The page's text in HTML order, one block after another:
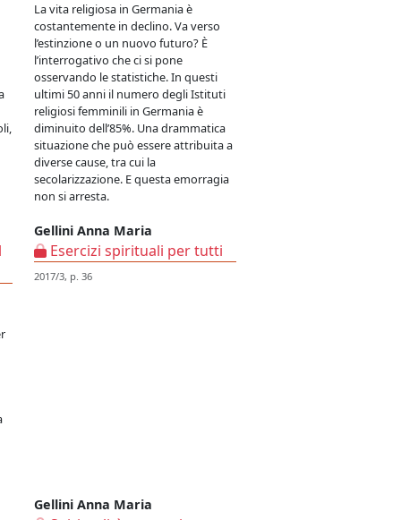
La vita religiosa in Germania è
costantemente in declino. Va verso
l’estinzione o un nuovo futuro? È
l’interrogativo che ci si pone
osservando le statistiche. In questi
ultimi 50 anni il numero degli Istituti
religiosi femminili in Germania è
diminuito dell’85%. Una drammatica
situazione che può essere attribuita a
diverse cause, tra cui la
secolarizzazione. E questa emorragia
non si arresta.
Gellini Anna Maria
Esercizi spirituali per tutti
2017/3, p. 36
Gellini Anna Maria